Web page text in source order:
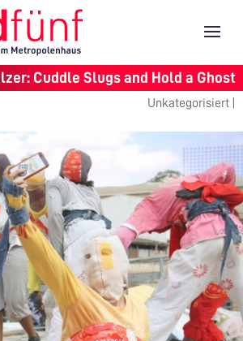
Cuddle Slugs and Hold a Ghost
Unkategorisiert |